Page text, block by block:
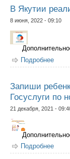
В Якутии
8 июня, 2022 - 09:10
Подробнее
Запиши
Госуслуги по
21 декабря, 2021 -
Подробнее